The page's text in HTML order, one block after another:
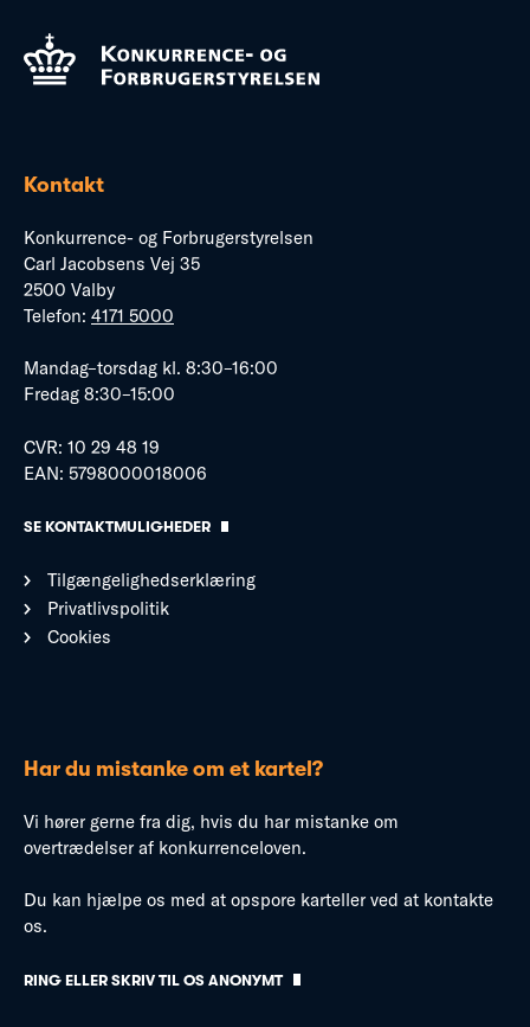
Kontakt
Konkurrence- og Forbrugerstyrelsen
Carl Jacobsens Vej 35
2500 Valby
Telefon: 4171 5000
Mandag–torsdag kl. 8:30–16:00
Fredag 8:30–15:00
CVR: 10 29 48 19
EAN: 5798000018006
SE KONTAKTMULIGHEDER
Tilgængelighedserklæring
Privatlivspolitik
Cookies
Har du mistanke om et kartel?
Vi hører gerne fra dig, hvis du har mistanke om
overtrædelser af konkurrenceloven.
Du kan hjælpe os med at opspore karteller ved at kontakte
os.
RING ELLER SKRIV TIL OS ANONYMT